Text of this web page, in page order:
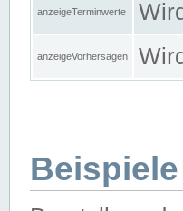
anzeigeTerminwerte
anzeigeVorhersagen
Beispiele